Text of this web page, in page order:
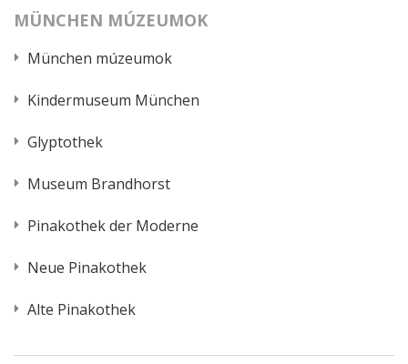
MÜNCHEN MÚZEUMOK
München múzeumok
Kindermuseum München
Glyptothek
Museum Brandhorst
Pinakothek der Moderne
Neue Pinakothek
Alte Pinakothek